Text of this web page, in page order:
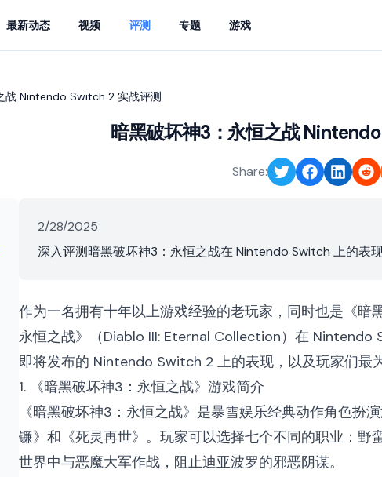
最新动态 视频 评测 专题 游戏
战 Nintendo Switch 2 实战评测
暗黑破坏神3：永恒之战
Share:
2/28/2025
深入评测暗黑破坏神3：永恒之战在 Nintendo Switch 上的表
作为一名拥有十年以上游戏经验的老玩家，同时也是《暗
永恒之战》（Diablo III: Eternal Collection）在
即将发布的 Nintendo Switch 2 上的表现，以及玩家们最
1. 《暗黑破坏神3：永恒之战》游戏简介
《暗黑破坏神3：永恒之战》是暴雪娱乐经典动作角色扮
镰》和《死灵再世》。玩家可以选择七个不同的职业：
世界中与恶魔大军作战，阻止迪亚波罗的邪恶阴谋。